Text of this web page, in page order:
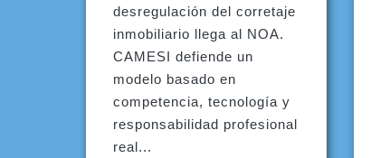
desregulación del corretaje
inmobiliario llega al NOA.
CAMESI defiende un
modelo basado en
competencia, tecnología y
responsabilidad profesional
real...